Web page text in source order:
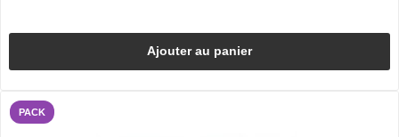
Ajouter au panier
PACK